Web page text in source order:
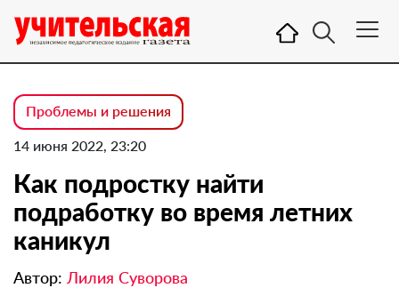
Проблемы и решения
14 июня 2022, 23:20
Как подростку найти
подработку во время летних
каникул
Автор: Лилия Суворова